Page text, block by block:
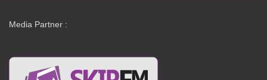
Media Partner :